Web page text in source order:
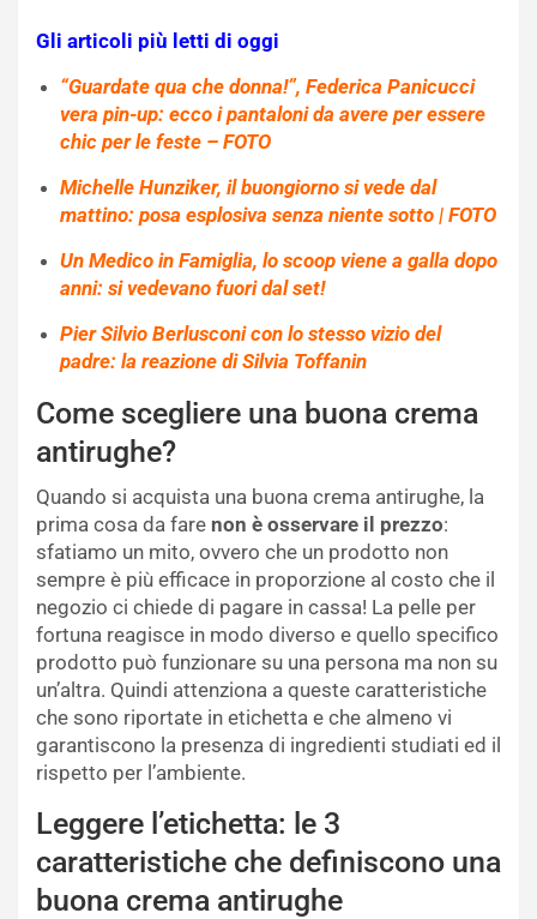
Gli articoli più letti di oggi
“Guardate qua che donna!”, Federica Panicucci
vera pin-up: ecco i pantaloni da avere per essere
chic per le feste – FOTO
Michelle Hunziker, il buongiorno si vede dal
mattino: posa esplosiva senza niente sotto | FOTO
Un Medico in Famiglia, lo scoop viene a galla dopo
anni: si vedevano fuori dal set!
Pier Silvio Berlusconi con lo stesso vizio del
padre: la reazione di Silvia Toffanin
Come scegliere una buona crema
antirughe?
Quando si acquista una buona crema antirughe, la
prima cosa da fare non è osservare il prezzo:
sfatiamo un mito, ovvero che un prodotto non
sempre è più efficace in proporzione al costo che il
negozio ci chiede di pagare in cassa! La pelle per
fortuna reagisce in modo diverso e quello specifico
prodotto può funzionare su una persona ma non su
un’altra. Quindi attenziona a queste caratteristiche
che sono riportate in etichetta e che almeno vi
garantiscono la presenza di ingredienti studiati ed il
rispetto per l’ambiente.
Leggere l’etichetta: le 3
caratteristiche che definiscono una
buona crema antirughe